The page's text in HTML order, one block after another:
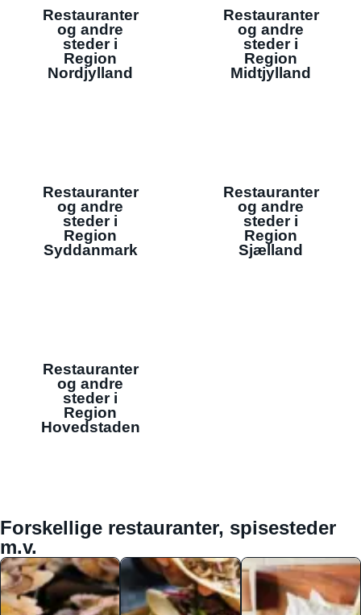
Restauranter
og andre
steder i
Region
Nordjylland
Restauranter
og andre
steder i
Region
Midtjylland
Restauranter
og andre
steder i
Region
Syddanmark
Restauranter
og andre
steder i
Region
Sjælland
Restauranter
og andre
steder i
Region
Hovedstaden
Forskellige restauranter, spisesteder
m.v.